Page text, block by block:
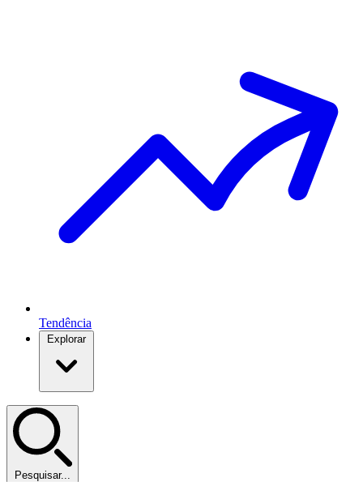
Tendência
Explorar
Pesquisar...